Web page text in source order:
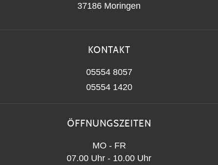
37186 Moringen
KONTAKT
05554 8057
05554 1420
ÖFFNUNGSZEITEN
MO - FR
07.00 Uhr - 10.00 Uhr